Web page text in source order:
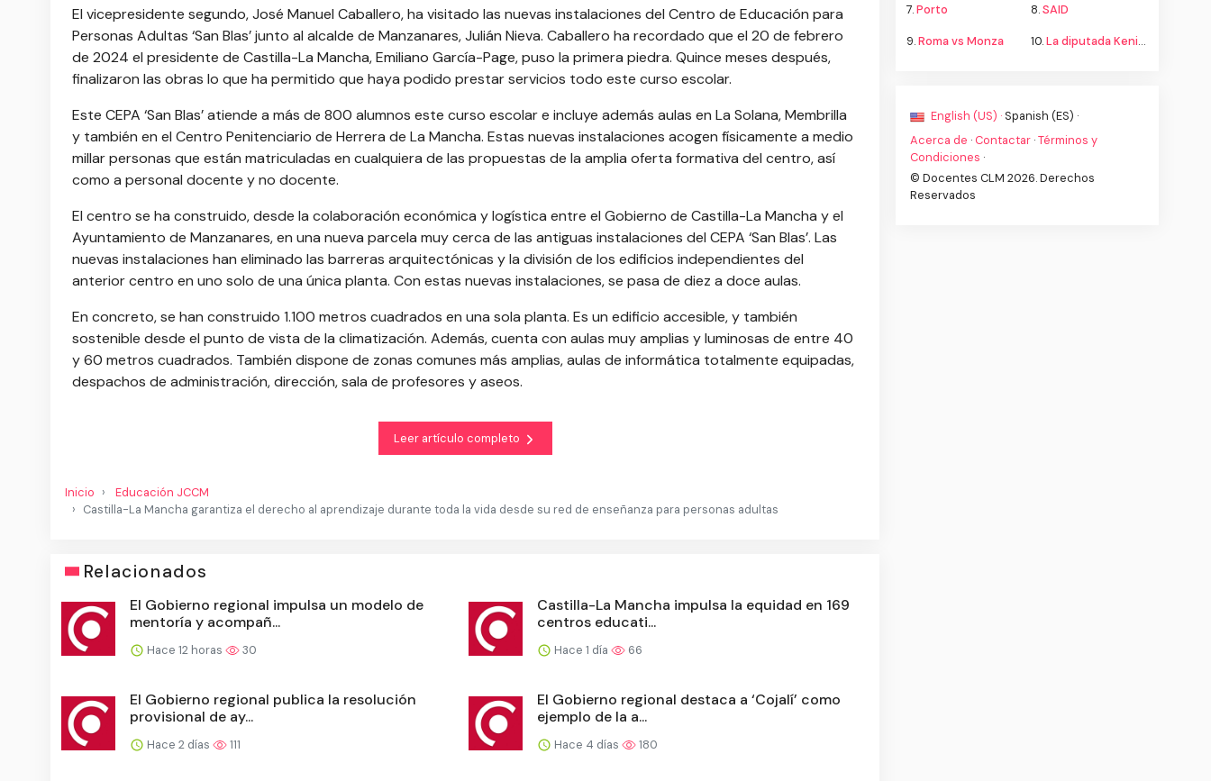
El vicepresidente segundo, José Manuel Caballero, ha visitado las nuevas instalaciones del Centro de Educación para
Personas Adultas ‘San Blas’ junto al alcalde de Manzanares, Julián Nieva. Caballero ha recordado que el 20 de febrero
de 2024 el presidente de Castilla-La Mancha, Emiliano García-Page, puso la primera piedra. Quince meses después,
finalizaron las obras lo que ha permitido que haya podido prestar servicios todo este curso escolar.
Este CEPA ‘San Blas’ atiende a más de 800 alumnos este curso escolar e incluye además aulas en La Solana, Membrilla
y también en el Centro Penitenciario de Herrera de La Mancha. Estas nuevas instalaciones acogen físicamente a medio
millar personas que están matriculadas en cualquiera de las propuestas de la amplia oferta formativa del centro, así
como a personal docente y no docente.
El centro se ha construido, desde la colaboración económica y logística entre el Gobierno de Castilla-La Mancha y el
Ayuntamiento de Manzanares, en una nueva parcela muy cerca de las antiguas instalaciones del CEPA ‘San Blas’. Las
nuevas instalaciones han eliminado las barreras arquitectónicas y la división de los edificios independientes del
anterior centro en uno solo de una única planta. Con estas nuevas instalaciones, se pasa de diez a doce aulas.
En concreto, se han construido 1.100 metros cuadrados en una sola planta. Es un edificio accesible, y también
sostenible desde el punto de vista de la climatización. Además, cuenta con aulas muy amplias y luminosas de entre 40
y 60 metros cuadrados. También dispone de zonas comunes más amplias, aulas de informática totalmente equipadas,
despachos de administración, dirección, sala de profesores y aseos.
Leer artículo completo
Inicio
Educación JCCM
Castilla-La Mancha garantiza el derecho al aprendizaje durante toda la vida desde su red de enseñanza para personas adultas
Relacionados
El Gobierno regional impulsa un modelo de
mentoría y acompañ...
Hace 12 horas 30
Castilla-La Mancha impulsa la equidad en 169
centros educati...
Hace 1 día 66
El Gobierno regional publica la resolución
provisional de ay...
Hace 2 días 111
El Gobierno regional destaca a ‘Cojalí’ como
ejemplo de la a...
Hace 4 días 180
7.Porto 8.SAID
9.Roma vs Monza 10.La diputada Kenia López propone cambiar el nombre del país a México
English (US) · Spanish (ES) ·
Acerca de · Contactar ·Términos y
Condiciones ·
© Docentes CLM 2026. Derechos
Reservados